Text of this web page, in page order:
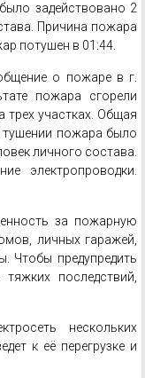
задействовано 2
Причина пожара
потушен в 01:44.
о пожаре в г.
пожара сгорели
трех участках. Общая
пожара было
личного состава.
электропроводки.
за пожарную
личных гаражей,
Чтобы предупредить
последствий,
нескольких
к её перегрузке и